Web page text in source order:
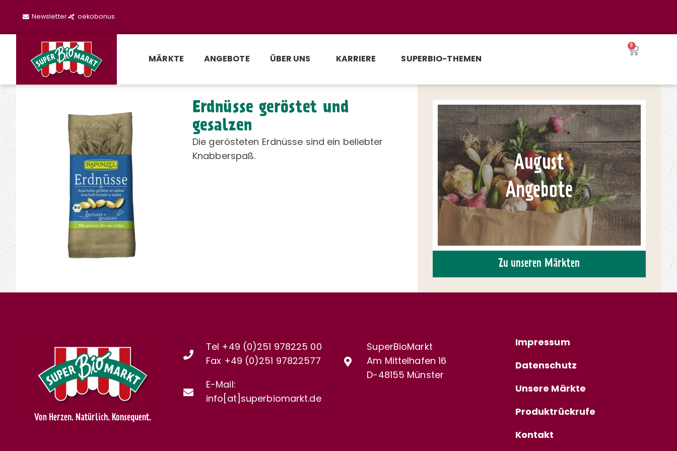
Newsletter oekobonus
MÄRKTE ANGEBOTE ÜBER UNS KARRIERE SUPERBIO-THEMEN
0
Erdnüsse geröstet und
gesalzen
Die gerösteten Erdnüsse sind ein beliebter
Knabberspaß.
August
Angebote
Zu unseren Märkten
Von Herzen. Natürlich. Konsequent.
Tel +49 (0)251 978225 00
Fax +49 (0)251 97822577
E-Mail:
info[at]superbiomarkt.de
SuperBioMarkt
Am Mittelhafen 16
D-48155 Münster
Impressum
Datenschutz
Unsere Märkte
Produktrückrufe
Kontakt